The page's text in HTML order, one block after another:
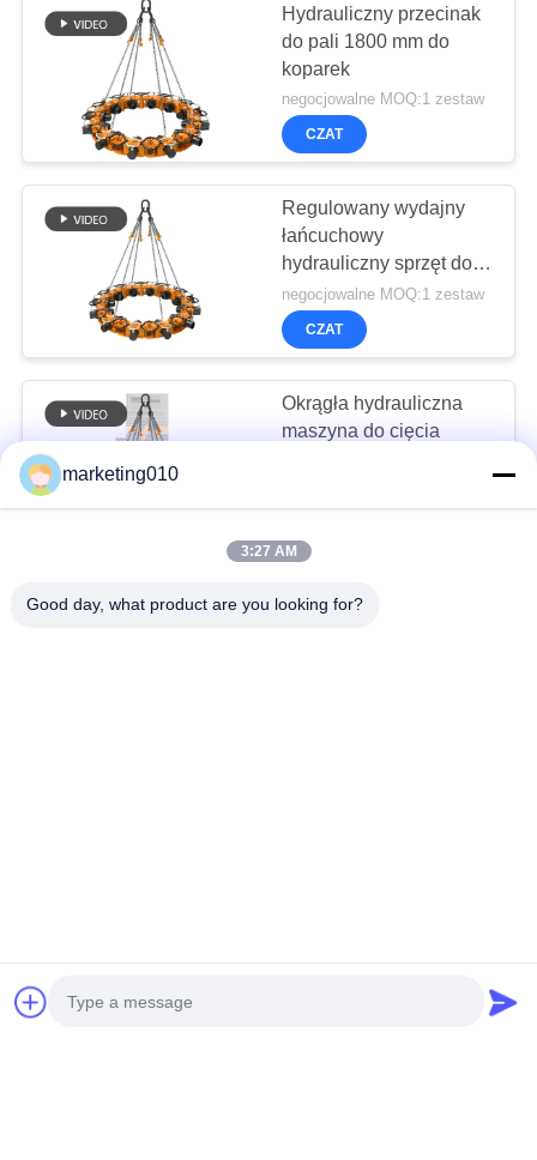
Hydrauliczny przecinak
do pali 1800 mm do
koparek
negocjowalne MOQ:1 zestaw
CZAT
Regulowany wydajny
łańcuchowy
hydrauliczny sprzęt do
cięcia pali 790kN SPA8
negocjowalne MOQ:1 zestaw
CZAT
Okrągła hydrauliczna
maszyna do cięcia
Budowa hydraulicznego
Hydrauliczny łamacz stosów
porozmawiaj teraz
marketing010
3:27 AM
Good day, what product are you looking for?